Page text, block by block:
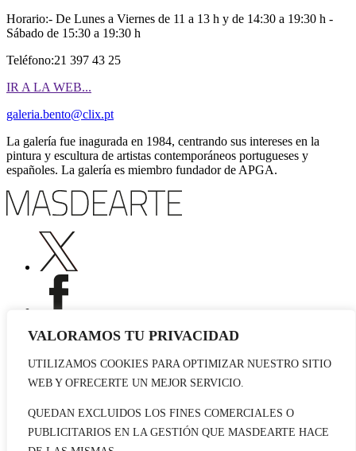
VALORAMOS TU PRIVACIDAD
UTILIZAMOS COOKIES PARA OPTIMIZAR NUESTRO SITIO
WEB Y OFRECERTE UN MEJOR SERVICIO.
QUEDAN EXCLUIDOS LOS FINES COMERCIALES O
PUBLICITARIOS EN LA GESTIÓN QUE MASDEARTE HACE
Horario:- De Lunes a Viernes de 11 a 13 h y de 14:30 a 19:30 h -
Sábado de 15:30 a 19:30 h
Teléfono:21 397 43 25
IR A LA WEB...
galeria.bento@clix.pt
La galería fue inagurada en 1984, centrando sus intereses en la
pintura y escultura de artistas contemporáneos portugueses y
españoles. La galería es miembro fundador de APGA.
Publicidad
Contacto
© 2026 masdearte. Información de exposiciones, museos y artistas